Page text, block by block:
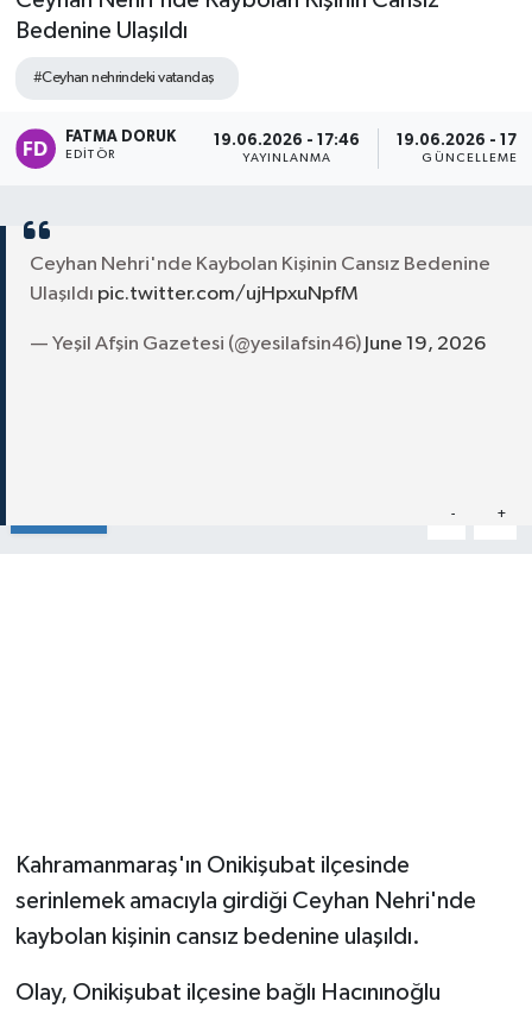
Bedenine Ulaşıldı
#Ceyhan nehrindeki vatandaş
FATMA DORUK
EDITÖR
19.06.2026 - 17:46
YAYINLANMA
19.06.2026 -
GÜNCELLEME
Ceyhan Nehri'nde Kaybolan Kişinin Cansız Bedenine
Ulaşıldı pic.twitter.com/ujHpxuNpfM
— Yeşil Afşin Gazetesi (@yesilafsin46) June 19, 2026
- +
Kahramanmaraş'ın Onikişubat ilçesinde
serinlemek amacıyla girdiği Ceyhan Nehri'nde
kaybolan kişinin cansız bedenine ulaşıldı.
Olay, Onikişubat ilçesine bağlı Hacınınoğlu